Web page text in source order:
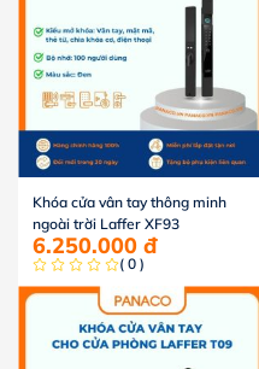
Khóa cửa vân tay thông minh
ngoài trời Laffer XF93
6.250.000 đ
( 0 )